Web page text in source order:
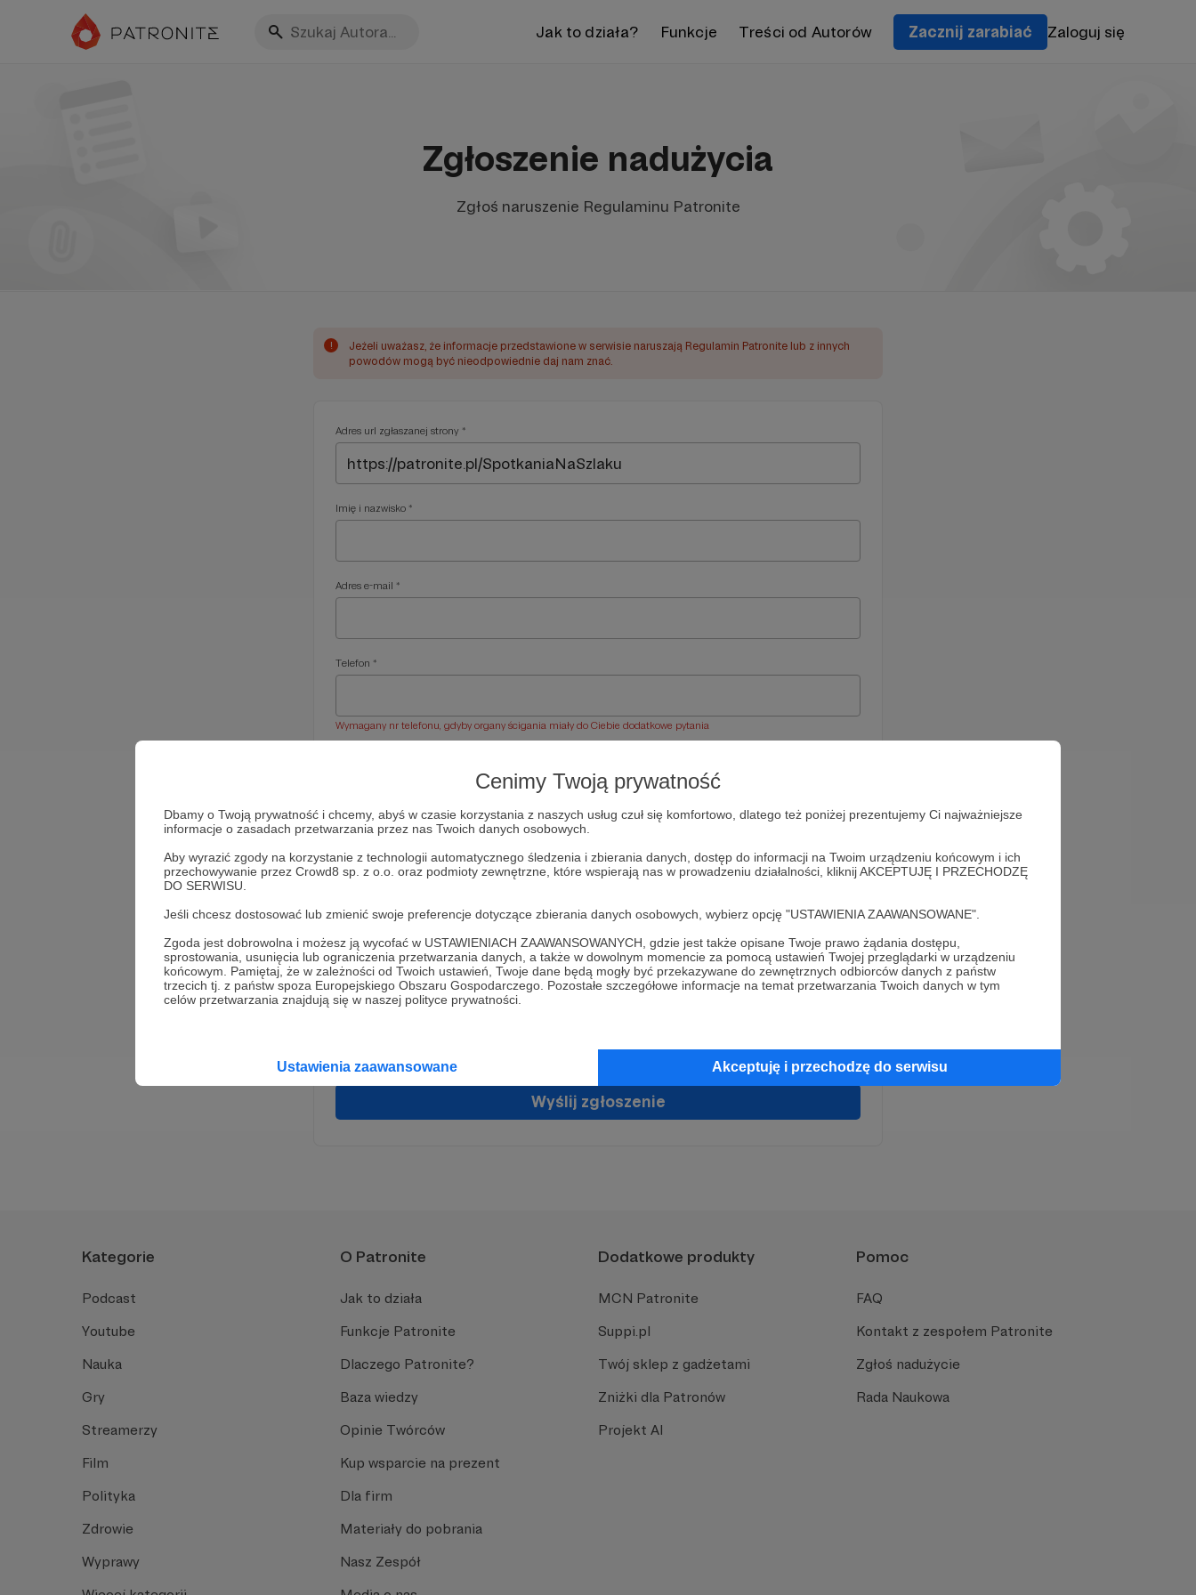
Cenimy Twoją prywatność
Dbamy o Twoją prywatność i chcemy, abyś w czasie korzystania z naszych usług czuł się komfortowo, dlatego też poniżej prezentujemy Ci najważniejsze
informacje o zasadach przetwarzania przez nas Twoich danych osobowych.
Aby wyrazić zgody na korzystanie z technologii automatycznego śledzenia i zbierania danych, dostęp do informacji na Twoim urządzeniu końcowym i ich
przechowywanie przez Crowd8 sp. z o.o. oraz podmioty zewnętrzne, które wspierają nas w prowadzeniu działalności, kliknij AKCEPTUJĘ I PRZECHODZĘ
DO SERWISU.
Jeśli chcesz dostosować lub zmienić swoje preferencje dotyczące zbierania danych osobowych, wybierz opcję "USTAWIENIA ZAAWANSOWANE".
Zgoda jest dobrowolna i możesz ją wycofać w USTAWIENIACH ZAAWANSOWANYCH, gdzie jest także opisane Twoje prawo żądania dostępu,
sprostowania, usunięcia lub ograniczenia przetwarzania danych, a także w dowolnym momencie za pomocą ustawień Twojej przeglądarki w urządzeniu
końcowym. Pamiętaj, że w zależności od Twoich ustawień, Twoje dane będą mogły być przekazywane do zewnętrznych odbiorców danych z państw
trzecich tj. z państw spoza Europejskiego Obszaru Gospodarczego. Pozostałe szczegółowe informacje na temat przetwarzania Twoich danych w tym
celów przetwarzania znajdują się w naszej polityce prywatności.
Ustawienia zaawansowane Akceptuję i przechodzę do serwisu
Jak to działa? Funkcje Treści od Autorów Zacznij zarabiać Zaloguj się
Zgłoszenie nadużycia
Zgłoś naruszenie Regulaminu Patronite
!
Jeżeli uważasz, że informacje przedstawione w serwisie naruszają Regulamin Patronite lub z innych
powodów mogą być nieodpowiednie daj nam znać.
Adres url zgłaszanej strony *
Imię i nazwisko *
Adres e-mail *
Telefon *
Wymagany nr telefonu, gdyby organy ścigania miały do Ciebie dodatkowe pytania
* Wyrażam zgodę na przetwarzanie moich danych osobowych przez Patronite
Administratorem Twoich danych osobowych jest Crowd8 sp. z o.o. z siedziba w Warszawie, ul. Żwirki i
Wigury 16, 02-092 Warszawa. Twoje dane osobowe będą przetwarzane w szczególności w celu wykonania
umowy zawartej z Tobą, w tym do umożliwienia świadczenia usługi drogą elektroniczną oraz pełnego
korzystania z platformy Patronite.pl, w tym możliwości dokonywania oraz otrzymywania wsparcia na naszej
Gwarantujemy spełnienie wszystkich Twoich praw wynikających z ogólnego rozporządzenia o ochronie
danych, tj. prawo dostępu, sprostowania oraz usunięcia Twoich danych, ograniczenia ich przetwarzania,
profilowaniu, a także prawo wyrażenia sprzeciwu wobec przetwarzania Twoich danych osobowych.
Rejestracja dla osób niepełnoletnich możliwa jest po przekazaniu podpisanego formularza "Zgodna na
rozwiń zgodę
Wyślij zgłoszenie
Kategorie
Podcast
Youtube
Nauka
Gry
Streamerzy
Film
Polityka
Zdrowie
Wyprawy
O Patronite
Jak to działa
Funkcje Patronite
Dlaczego Patronite?
Baza wiedzy
Opinie Twórców
Kup wsparcie na prezent
Dla firm
Materiały do pobrania
Nasz Zespół
Dodatkowe produkty
MCN Patronite
Suppi.pl
Twój sklep z gadżetami
Zniżki dla Patronów
Projekt AI
Pomoc
FAQ
Kontakt z zespołem Patronite
Zgłoś nadużycie
Rada Naukowa